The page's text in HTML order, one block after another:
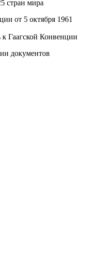
стран мира
от 5 октября 1961
Гаагской Конвенции
документов